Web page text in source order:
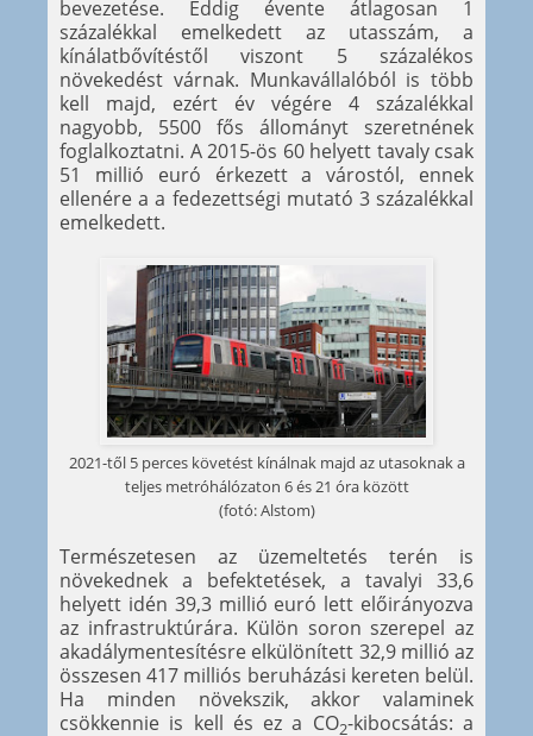
bevezetése. Eddig évente átlagosan 1
százalékkal emelkedett az utasszám, a
kínálatbővítéstől viszont 5 százalékos
növekedést várnak. Munkavállalóból is több
kell majd, ezért év végére 4 százalékkal
nagyobb, 5500 fős állományt szeretnének
foglalkoztatni. A 2015-ös 60 helyett tavaly csak
51 millió euró érkezett a várostól, ennek
ellenére a a fedezettségi mutató 3 százalékkal
emelkedett.
2021-től 5 perces követést kínálnak majd az utasoknak a
teljes metróhálózaton 6 és 21 óra között
(fotó: Alstom)
Természetesen az üzemeltetés terén is
növekednek a befektetések, a tavalyi 33,6
helyett idén 39,3 millió euró lett előirányozva
az infrastruktúrára. Külön soron szerepel az
akadálymentesítésre elkülönített 32,9 millió az
összesen 417 milliós beruházási kereten belül.
Ha minden növekszik, akkor valaminek
csökkennie is kell és ez a CO2-kibocsátás: a